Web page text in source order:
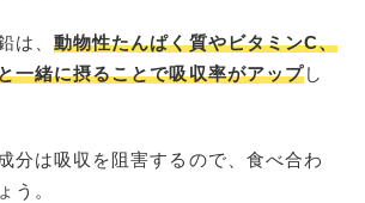
は、動物性たんぱく質やビタミンC、
一緒に摂ることで吸収率がアップし
分は吸収を阻害するので、食べ合わ
う。